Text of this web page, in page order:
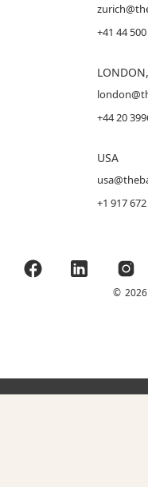
+41 44
+44 20
USA
+1 917
© 2026